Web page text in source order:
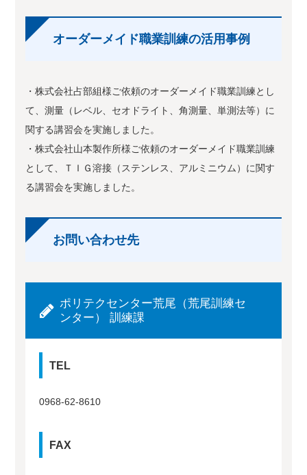
オーダーメイド職業訓練の活用事例
・株式会社占部組様ご依頼のオーダーメイド職業訓練とし
て、測量（レベル、セオドライト、角測量、単測法等）に
関する講習会を実施しました。
・株式会社山本製作所様ご依頼のオーダーメイド職業訓練
として、ＴＩＧ溶接（ステンレス、アルミニウム）に関す
る講習会を実施しました。
お問い合わせ先
ポリテクセンター荒尾（荒尾訓練セ
ンター） 訓練課
TEL
0968-62-8610
FAX